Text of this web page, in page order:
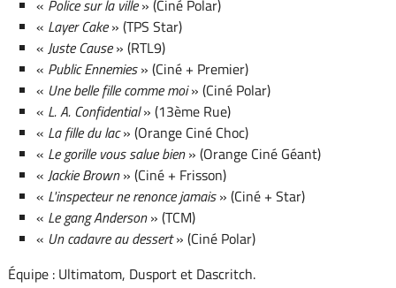
« Police sur la ville» (Ciné Polar)
« Layer Cake» (TPS Star)
« Juste Cause» (RTL9)
« Public Ennemies» (Ciné + Premier)
« Une belle fille comme moi» (Ciné Polar)
« L. A. Confidential» (13ème Rue)
« La fille du lac» (Orange Ciné Choc)
« Le gorille vous salue bien» (Orange Ciné Géant)
« Jackie Brown» (Ciné + Frisson)
« L'inspecteur ne renonce jamais» (Ciné + Star)
« Le gang Anderson» (TCM)
« Un cadavre au dessert» (Ciné Polar)
Équipe : Ultimatom, Dusport et Dascritch.